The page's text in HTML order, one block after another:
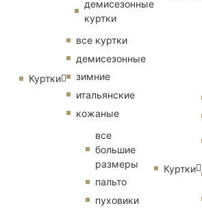
демисезонные
куртки
Куртки
все куртки
демисезонные
зимние
итальянские
кожаные
все
большие
размеры
пальто
пуховики
Куртки